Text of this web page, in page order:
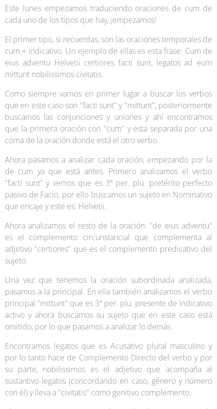
Este lunes empezamos traduciendo oraciones de cum de
cada uno de los tipos que hay, ¡empezamos!
El primer tipo, si recuerdas, son las oraciones temporales de
cum + indicativo. Un ejemplo de ellas es esta frase: Cum de
eius adventu Helvetii certiores facti sunt, legatos ad eum
mittunt nobilissimos civitatis.
Como siempre vamos en primer lugar a buscar los verbos
que en este caso son "facti sunt" y "mittunt", posteriormente
buscamos las conjunciones y uniones y ahí encontramos
que la primera oración con "cum" y esta separada por una
coma de la oración donde está el otro verbo.
Ahora pasamos a analizar cada oración, empezando por la
de cum ya que está antes. Primero analizamos el verbo
"facti sunt" y vemos que es 3ª per. plu. pretérito perfecto
pasivo de Facio, por ello buscamos un sujeto en Nominativo
que encaje y este es: Helvetii.
Ahora analizamos el resto de la oración: "de eius adventu"
es el complemento circunstancial que complementa al
adjetivo "certiores" que es el complemento predicativo del
sujeto.
Una vez que tenemos la oración subordinada analizada,
pasamos a la principal. En ella también analizamos el verbo
principal "mittunt" que es 3ª per. plu. presente de indicativo
activo y ahora buscamos su sujeto que en este caso está
omitido, por lo que pasamos a analizar lo demás.
Encontramos legatos que es Acusativo plural masculino y
por lo tanto hace de Complemento Directo del verbo y por
su parte, nobilissimos es el adjetivo que acompaña al
sustantivo legatos (concordando en caso, género y número
con él) y lleva a "civitatis" como genitivo complemento.